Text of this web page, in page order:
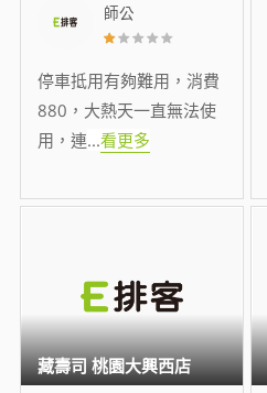
師公
停車抵用有夠難用，消費
880，大熱天一直無法使
用，連...看更多
藏壽司 桃園大興西店